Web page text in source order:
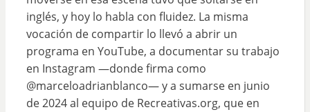
inglés, y hoy lo habla con fluidez. La misma
vocación de compartir lo llevó a abrir un
programa en YouTube, a documentar su trabajo
en Instagram —donde firma como
@marceloadrianblanco— y a sumarse en junio
de 2024 al equipo de Recreativas.org, que en